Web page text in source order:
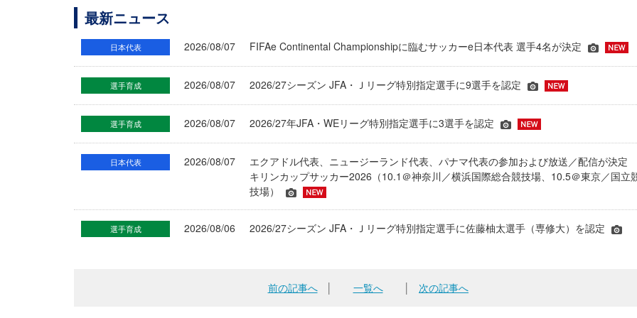
最新ニュース
日本代表 2026/08/07 FIFAe Continental Championshipに臨むサッカーe日本代表 選手4名が決定
選手育成 2026/08/07 2026/27シーズン JFA・Ｊリーグ特別指定選手に9選手を認定
選手育成 2026/08/07 2026/27年JFA・WEリーグ特別指定選手に3選手を認定
日本代表 2026/08/07
エクアドル代表、ニュージーランド代表、パナマ代表の参加および放送／配信が決定
キリンカップサッカー2026（10.1＠神奈川／横浜国際総合競技場、10.5＠東京／国立
技場）
選手育成 2026/08/06 2026/27シーズン JFA・Ｊリーグ特別指定選手に佐藤柚太選手（専修大）を認定
前の記事へ│ 一覧へ 次の記事へ